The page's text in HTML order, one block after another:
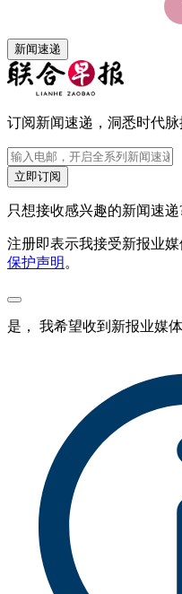
新闻速递
订阅新闻速递，洞悉时代脉
立即订阅
只想接收感兴趣的新闻速递
注册即表示我接受新报业
保护声明 。
是， 我希望收到新报业媒体